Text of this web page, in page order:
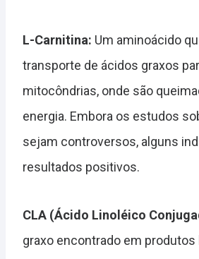
L-Carnitina: Um aminoácido
transporte de ácidos graxos
mitocôndrias, onde são
energia. Embora os estudos
sejam controversos, alguns
resultados positivos.
CLA (Ácido Linoléico
graxo encontrado em